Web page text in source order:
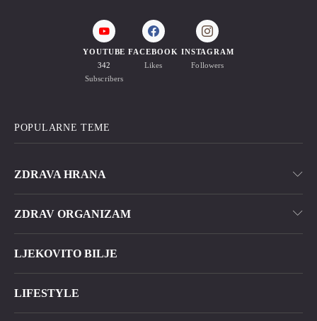
YOUTUBE
342
Subscribers
FACEBOOK
Likes
INSTAGRAM
Followers
POPULARNE TEME
ZDRAVA HRANA
ZDRAV ORGANIZAM
LJEKOVITO BILJE
LIFESTYLE